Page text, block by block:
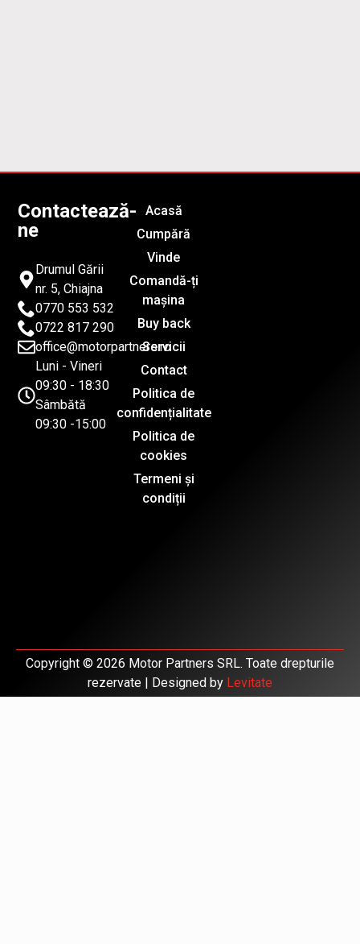
Contactează-
ne
Drumul Gării
nr. 5, Chiajna
0770 553 532
0722 817 290
office@motorpartners.ro
Luni - Vineri
09:30 - 18:30
Sâmbătă
09:30 -15:00
Acasă
Cumpără
Vinde
Comandă-ți
mașina
Buy back
Servicii
Contact
Politica de
confidențialitate
Politica de
cookies
Termeni și
condiții
Copyright © 2026 Motor Partners SRL. Toate drepturile
rezervate | Designed by Levitate